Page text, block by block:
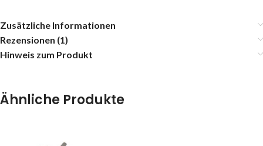
Zusätzliche Informationen
Rezensionen (1)
Hinweis zum Produkt
Ähnliche Produkte